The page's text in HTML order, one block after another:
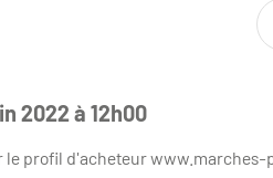
2022 à 12h00
le profil d'acheteur www.marches-